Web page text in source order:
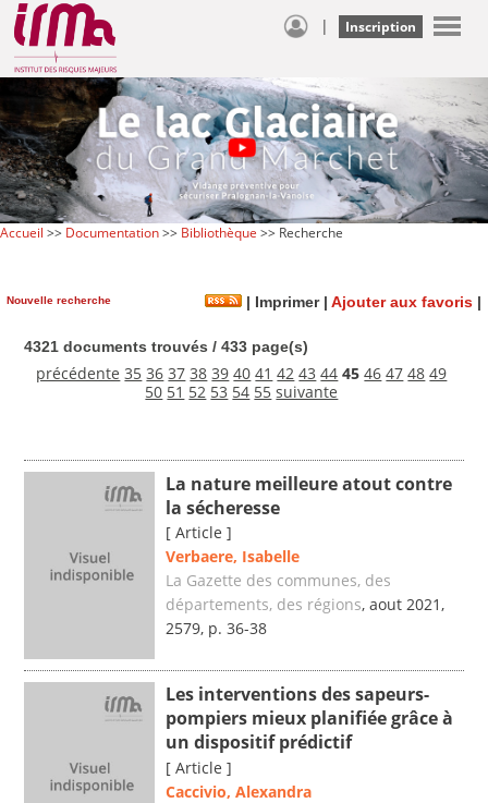
| Inscription
Accueil >> Documentation>> Bibliothèque >> Recherche
Nouvelle recherche | Imprimer| Ajouter aux favoris |
4321 documents trouvés / 433 page(s)
précédente 35 36 37 38 39 40 41 42 43 44 45 46 47 48 49
50 51 52 53 54 55 suivante
La nature meilleure atout contre
la sécheresse
[ Article ]
Verbaere, Isabelle
La Gazette des communes, des
départements, des régions, aout 2021,
2579, p. 36-38
Les interventions des sapeurs-
pompiers mieux planifiée grâce à
un dispositif prédictif
[ Article ]
Caccivio, Alexandra